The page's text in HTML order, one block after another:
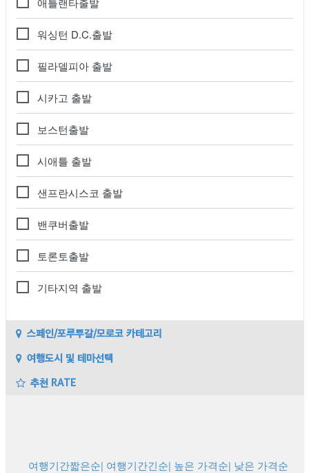
워싱턴 D.C.출발
필라델피아 출발
시카고 출발
보스턴출발
시애틀 출발
샌프란시스코 출발
밴쿠버출발
토론토출발
기타지역 출발
스페인/포루투갈/모로코 카테고리
여행도시 및 테마선택
추천 RATE
여행기간짧은순| 여행기간긴순| 높은 가격순| 낮은 가격순